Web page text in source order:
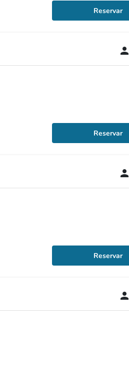
Reservar
person
Reservar
person
Reservar
person